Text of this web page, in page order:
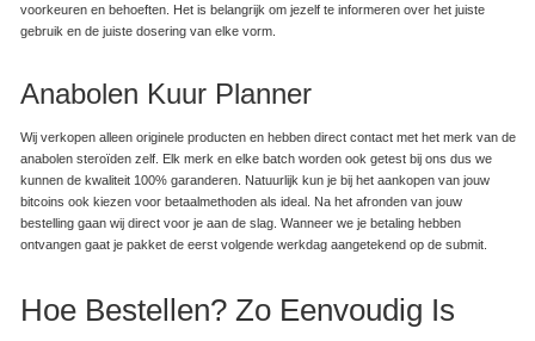
voorkeuren en behoeften. Het is belangrijk om jezelf te informeren over het juiste
gebruik en de juiste dosering van elke vorm.
Anabolen Kuur Planner
Wij verkopen alleen originele producten en hebben direct contact met het merk van de
anabolen steroïden zelf. Elk merk en elke batch worden ook getest bij ons dus we
kunnen de kwaliteit 100% garanderen. Natuurlijk kun je bij het aankopen van jouw
bitcoins ook kiezen voor betaalmethoden als ideal. Na het afronden van jouw
bestelling gaan wij direct voor je aan de slag. Wanneer we je betaling hebben
ontvangen gaat je pakket de eerst volgende werkdag aangetekend op de submit.
Hoe Bestellen? Zo Eenvoudig Is